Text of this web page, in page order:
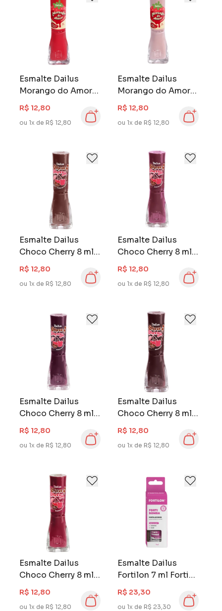
Esmalte Dailus
Morango do Amor 8
ml Cobertura
Crocante
R$ 12,80
ou 1x de R$ 12,80
Esmalte Dailus
Morango do Amor 8
ml Calda de Açucar
R$ 12,80
ou 1x de R$ 12,80
Esmalte Dailus
Choco Cherry 8 ml
Pudim de
Chocolate
R$ 12,80
ou 1x de R$ 12,80
Esmalte Dailus
Choco Cherry 8 ml
Licor de Amarena
R$ 12,80
ou 1x de R$ 12,80
Esmalte Dailus
Choco Cherry 8 ml
Cereja Silvestre
R$ 12,80
ou 1x de R$ 12,80
Esmalte Dailus
Choco Cherry 8 ml
Brigadeirão
R$ 12,80
ou 1x de R$ 12,80
Esmalte Dailus
Choco Cherry 8 ml
Bombom de Cereja
R$ 12,80
ou 1x de R$ 12,80
Esmalte Dailus
Fortilon 7 ml Forti
Bomba
Fortalecedor
R$ 23,30
ou 1x de R$ 23,30